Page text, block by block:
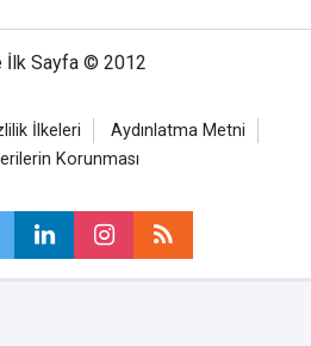
İlk Sayfa © 2012
İlkeleri
Aydınlatma Metni
Korunması